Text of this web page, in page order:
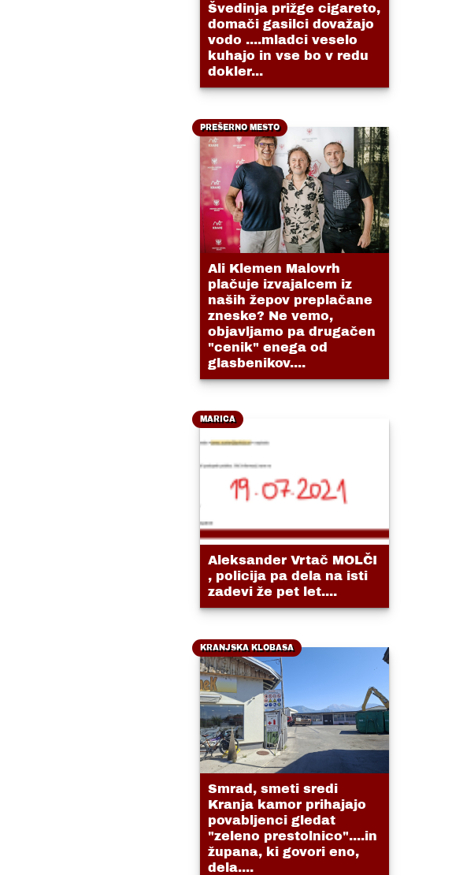
Švedinja prižge cigareto,
domači gasilci dovažajo
vodo ....mladci veselo
kuhajo in vse bo v redu
dokler...
PREŠERNO MESTO
Ali Klemen Malovrh
plačuje izvajalcem iz
naših žepov preplačane
zneske? Ne vemo,
objavljamo pa drugačen
"cenik" enega od
glasbenikov....
MARICA
Aleksander Vrtač MOLČI
, policija pa dela na isti
zadevi že pet let....
KRANJSKA KLOBASA
Smrad, smeti sredi
Kranja kamor prihajajo
povabljenci gledat
"zeleno prestolnico"....in
župana, ki govori eno,
dela....